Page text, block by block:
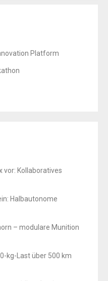
Platform
vor: Kollaboratives
Halbautonome
– modulare Munition
kg-Last über 500 km